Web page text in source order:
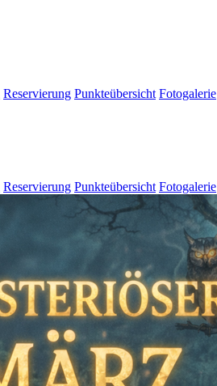
Reservierung Punkteübersicht Fotogalerie
Reservierung Punkteübersicht Fotogalerie